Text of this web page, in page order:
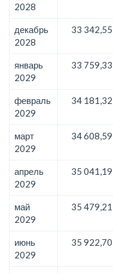
2028
декабрь
2028
33 342,55
январь
2029
33 759,33
февраль
2029
34 181,32
март
2029
34 608,59
апрель
2029
35 041,19
май
2029
35 479,21
июнь
2029
35 922,70